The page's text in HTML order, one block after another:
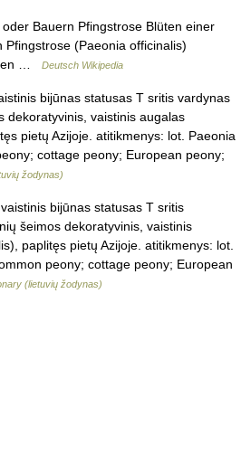
Bauern Pfingstrose Blüten einer
(Paeonia officinalis)
…
Deutsch Wikipedia
bijūnas statusas T sritis vardynas
dekoratyvinis, vaistinis augalas
pietų Azijoje. atitikmenys: lot. Paeonia
cottage peony; European peony;
žodynas)
bijūnas statusas T sritis
šeimos dekoratyvinis, vaistinis
paplitęs pietų Azijoje. atitikmenys: lot.
peony; cottage peony; European
(lietuvių žodynas)